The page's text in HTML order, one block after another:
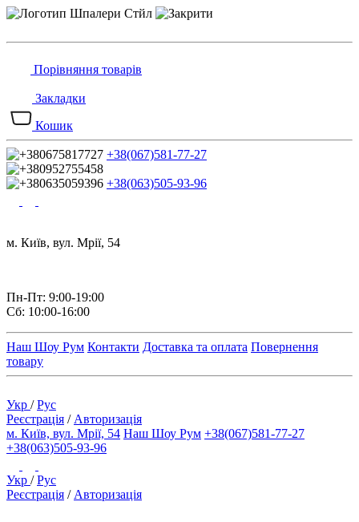
Порівняння товарів
Закладки
Кошик
+38(067)581-77-27
+38(063)505-93-96
м. Київ, вул. Мрії, 54
Пн-Пт: 9:00-19:00
Сб: 10:00-16:00
Наш Шоу Рум Контакти Доставка та оплата Повернення
товару
Укр /Рус
Реєстрація / Авторизація
м. Київ, вул. Мрії, 54 Наш Шоу Рум +38(067)581-77-27
+38(063)505-93-96
Укр /Рус
Реєстрація / Авторизація